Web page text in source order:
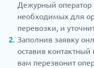
Дежурный оператор
необходимых для
перевозки, и
Заполнив заявку
оставив
вам перезвонит